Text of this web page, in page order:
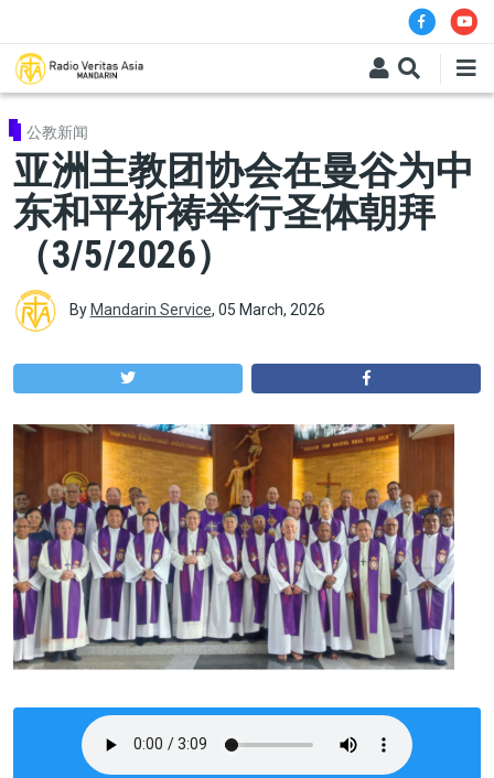
公教新闻
亚洲主教团协会在曼谷为中
东和平祈祷举行圣体朝拜
（3/5/2026）
By Mandarin Service, 05 March, 2026